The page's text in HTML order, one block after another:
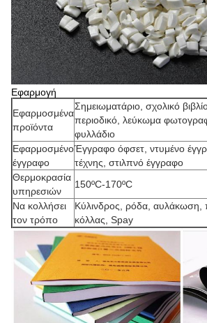
Εφαρμογή
Εφαρμοσμένα
προϊόντα
Σημειωματάριο, σχολικό
περιοδικό, λεύκωμα
φυλλάδιο
Εφαρμοσμένο
έγγραφο
Έγγραφο όφσετ, ντυμένο
τέχνης, στιλπνό έγγραφο
Θερμοκρασία
υπηρεσιών
150ºC-170ºC
Να κολλήσει
τον τρόπο
Κύλινδρος, ρόδα,
κόλλας, Spay